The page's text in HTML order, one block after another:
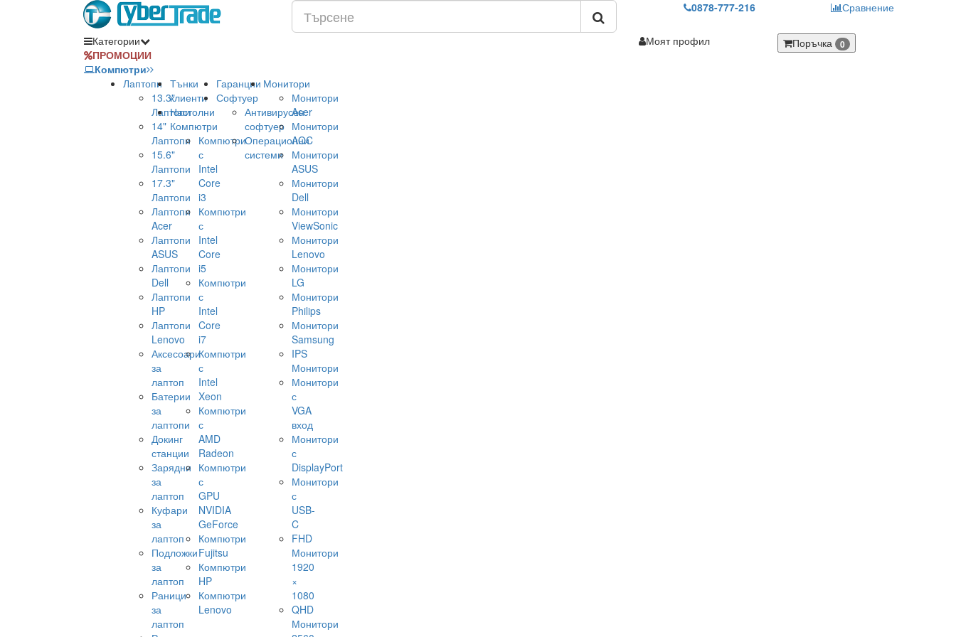
0878-777-216 Сравнение
Категории
ПРОМОЦИИ
Компютри
Лаптопи
13.3"
Лаптопи
14"
Лаптопи
15.6"
Лаптопи
17.3"
Лаптопи
Лаптопи
Acer
Лаптопи
ASUS
Лаптопи
Dell
Лаптопи
HP
Лаптопи
Lenovo
Аксесоари
за
лаптоп
Батерии
за
лаптопи
Докинг
станции
Зарядни
за
лаптоп
Куфари
за
лаптоп
Подложки
за
лаптоп
Раници
за
лаптоп
Тънки
клиенти
Настолни
Компютри
Компютри
с
Intel
Core
i3
Компютри
с
Intel
Core
i5
Компютри
с
Intel
Core
i7
Компютри
с
Intel
Xeon
Компютри
с
AMD
Radeon
Компютри
с
GPU
NVIDIA
GeForce
Компютри
Fujitsu
Компютри
HP
Компютри
Lenovo
Гаранции
Софтуер
Антивирусен
софтуер
Операционни
системи
Монитори
Монитори
Acer
Монитори
AOC
Монитори
ASUS
Монитори
Dell
Монитори
ViewSonic
Монитори
Lenovo
Монитори
LG
Монитори
Philips
Монитори
Samsung
IPS
Монитори
Монитори
с
VGA
вход
Монитори
с
DisplayPort
Монитори
с
USB-
C
FHD
Монитори
1920
×
1080
QHD
Монитори
Моят профил Поръчка 0